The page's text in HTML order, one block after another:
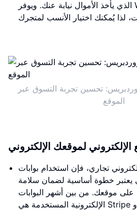
الذي يأخذ الأموال نيابة عنك. ويوفر WooCommerce العديد
تحسين تجربة التسوق عبر
الموقع
الإلكتروني لموقعك الإلكتروني
تجاري، فإن استخدام بوابات
يعتبر خطوة أساسية لضمان سلامة
على موقعك. من بين أشهر البوابات